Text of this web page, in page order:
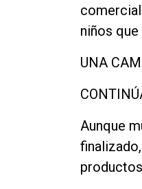
niños
UNA
Aunque